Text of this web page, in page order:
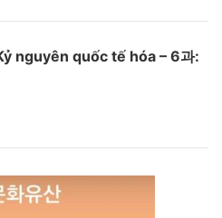
nguyên quốc tế hóa – 6과: